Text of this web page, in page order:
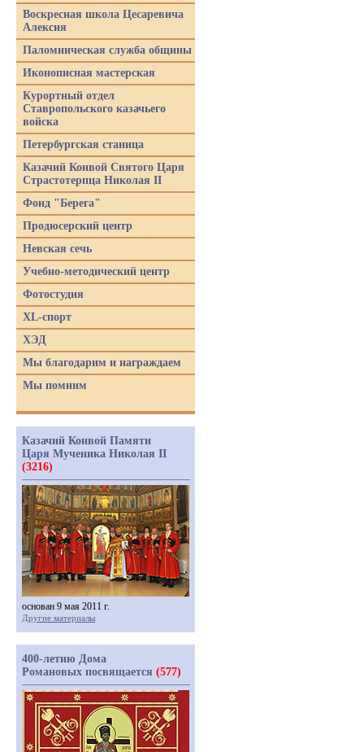
Воскресная школа Цесаревича
Алексия
Паломническая служба общины
Иконописная мастерская
Курортный отдел
Ставропольского казачьего
войска
Петербургская станица
Казачий Конвой Святого Царя
Страстотерпца Николая II
Фонд "Берега"
Продюсерский центр
Невская сечь
Учебно-методический центр
Фотостудия
XL-спорт
ХЭД
Мы благодарим и награждаем
Мы помним
Казачий Конвой Памяти
Царя Мученика Николая II
(3216)
основан 9 мая 2011 г.
Другие материалы
400-летию Дома
Романовых посвящается (577)